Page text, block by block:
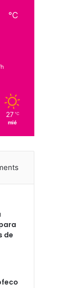
℃
27 ℃
mié
de